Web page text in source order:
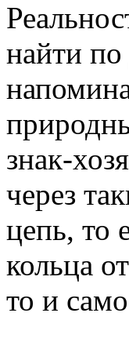
найти по
знак-
через
цепь, то
кольца
то и